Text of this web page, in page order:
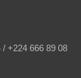
/ +224 666 89 08